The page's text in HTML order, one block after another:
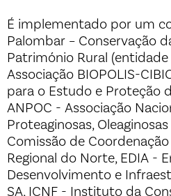
É implementado por um
Palombar – Conservação
Património Rural
Associação BIOPOLIS-
para o Estudo e Proteção
ANPOC - Associação
Proteaginosas,
Comissão de
Regional do Norte, EDIA -
Desenvolvimento e
SA, ICNF - Instituto da